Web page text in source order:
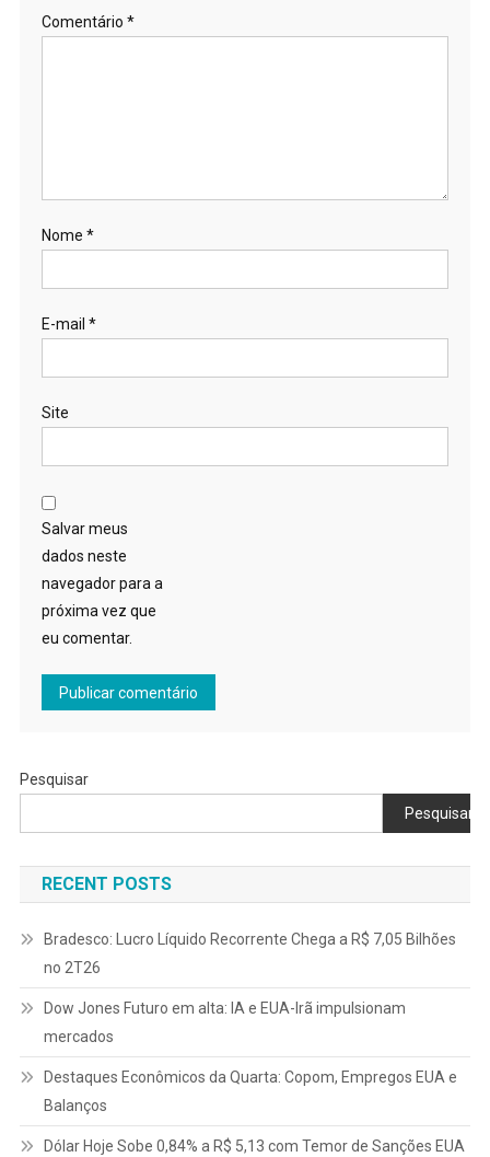
Comentário *
Nome *
E-mail *
Site
Salvar meus
dados neste
navegador para a
próxima vez que
eu comentar.
Pesquisar
Pesquisar
RECENT POSTS
Bradesco: Lucro Líquido Recorrente Chega a R$ 7,05 Bilhões
no 2T26
Dow Jones Futuro em alta: IA e EUA-Irã impulsionam
mercados
Destaques Econômicos da Quarta: Copom, Empregos EUA e
Balanços
Dólar Hoje Sobe 0,84% a R$ 5,13 com Temor de Sanções EUA